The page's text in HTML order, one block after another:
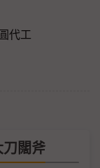
代工
刀闊斧